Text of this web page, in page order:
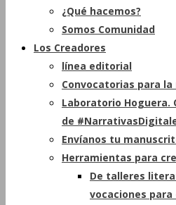
¿Qué hacemos?
Somos Comunidad
Los Creadores
línea editorial
Convocatorias para
Laboratorio Hoguera.
de
Envíanos tu
Herramientas para
De talleres
vocaciones